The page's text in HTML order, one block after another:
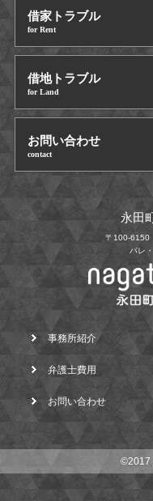
借家トラブル
for Rent
借地トラブル
for Land
お問い合わせ
contact
永田
〒100-6150
パレ
事務所紹介
弁護士費用
お問い合わせ
©2017